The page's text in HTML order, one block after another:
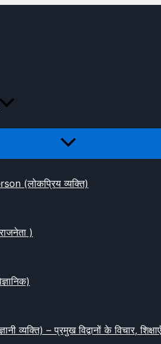
(लोकप्रिय व्यक्ति)
)
व्यक्ति) – प्रमुख विद्वानों के विचार,